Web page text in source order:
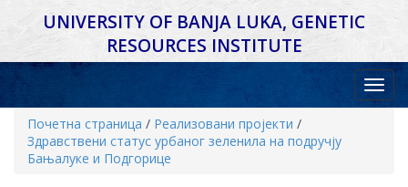
UNIVERSITY OF BANJA LUKA, GENETIC
RESOURCES INSTITUTE
Почетна страница / Реализовани пројекти /
Здравствени статус урбаног зеленила на подручју
Бањалуке и Подгорице